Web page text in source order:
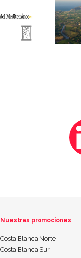
Nuestras promociones
Costa Blanca Norte
Costa Blanca Sur